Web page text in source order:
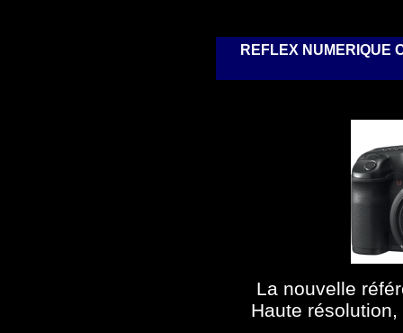
REFLEX NUMERIQUE
La nouvelle
Haute